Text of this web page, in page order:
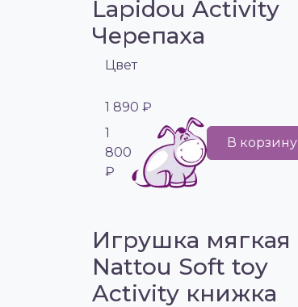
Lapidou Activity
Черепаха
Цвет
1 890 ₽
1
800
₽
В корзину
Игрушка мягкая
Nattou Soft toy
Activity книжка